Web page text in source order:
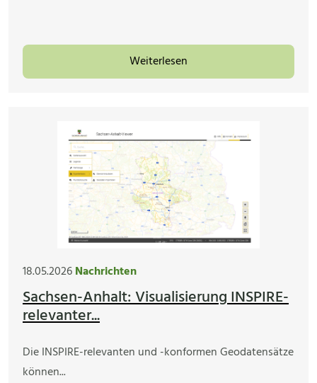
Weiterlesen
18.05.2026Nachrichten
Sachsen-Anhalt: Visualisierung INSPIRE-
relevanter...
Die INSPIRE-relevanten und -konformen Geodatensätze
können...